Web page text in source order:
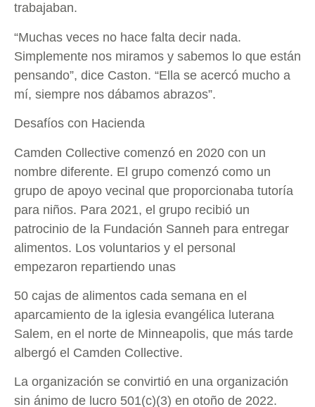
trabajaban.
“Muchas veces no hace falta decir nada.
Simplemente nos miramos y sabemos lo que están
pensando”, dice Caston. “Ella se acercó mucho a
mí, siempre nos dábamos abrazos”.
Desafíos con Hacienda
Camden Collective comenzó en 2020 con un
nombre diferente. El grupo comenzó como un
grupo de apoyo vecinal que proporcionaba tutoría
para niños. Para 2021, el grupo recibió un
patrocinio de la Fundación Sanneh para entregar
alimentos. Los voluntarios y el personal
empezaron repartiendo unas
50 cajas de alimentos cada semana en el
aparcamiento de la iglesia evangélica luterana
Salem, en el norte de Minneapolis, que más tarde
albergó el Camden Collective.
La organización se convirtió en una organización
sin ánimo de lucro 501(c)(3) en otoño de 2022.